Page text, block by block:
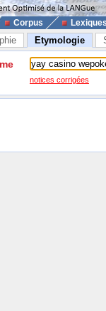
Corpus
Etymologie
notices corrigées